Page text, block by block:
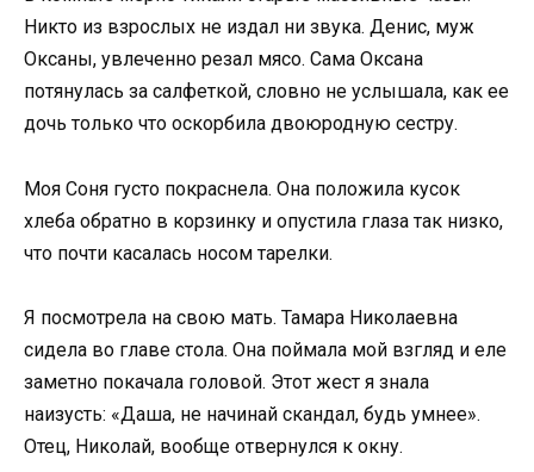
Никто из взрослых не издал ни звука. Денис, муж
Оксаны, увлеченно резал мясо. Сама Оксана
потянулась за салфеткой, словно не услышала, как ее
дочь только что оскорбила двоюродную сестру.
Моя Соня густо покраснела. Она положила кусок
хлеба обратно в корзинку и опустила глаза так низко,
что почти касалась носом тарелки.
Я посмотрела на свою мать. Тамара Николаевна
сидела во главе стола. Она поймала мой взгляд и еле
заметно покачала головой. Этот жест я знала
наизусть: «Даша, не начинай скандал, будь умнее».
Отец, Николай, вообще отвернулся к окну.